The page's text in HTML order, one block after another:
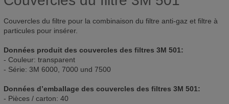
Couvercles du filtre pour la combinaison du filtre anti-gaz et filtre à
particules pour insérer.
Données produit des couvercles des filtres 3M 501:
- Couleur: transparent
- Série: 3M 6000, 7000 und 7500
Données d’emballage des couvercles des filtres 3M 501:
- Pièces / carton: 40